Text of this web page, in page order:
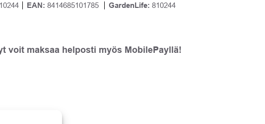
EAN: 8414685101785 GardenLife: 810244
voit maksaa helposti myös MobilePayllä!